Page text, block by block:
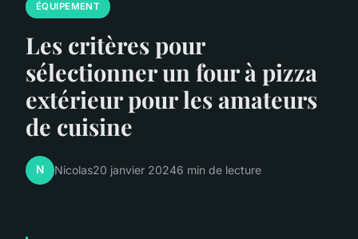
ÉQUIPEMENT
Les critères pour
sélectionner un four à pizza
extérieur pour les amateurs
de cuisine
N Nicolas20 janvier 20246 min de lecture